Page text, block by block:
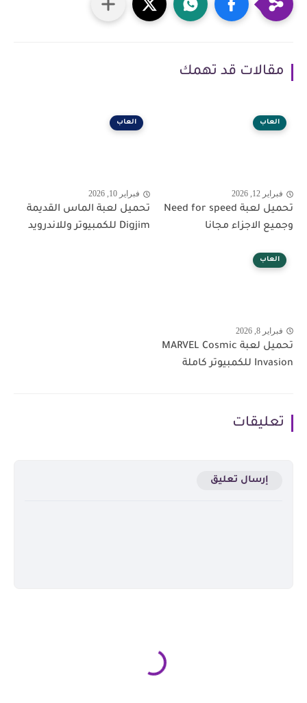
مقالات قد تهمك
العاب
فبراير 12, 2026
تحميل لعبة Need for speed
وجميع الاجزاء مجانا
العاب
فبراير 10, 2026
تحميل لعبة الماس القديمة
Digjim للكمبيوتر وللاندرويد
العاب
فبراير 8, 2026
تحميل لعبة MARVEL Cosmic
Invasion للكمبيوتر كاملة
تعليقات
إرسال تعليق